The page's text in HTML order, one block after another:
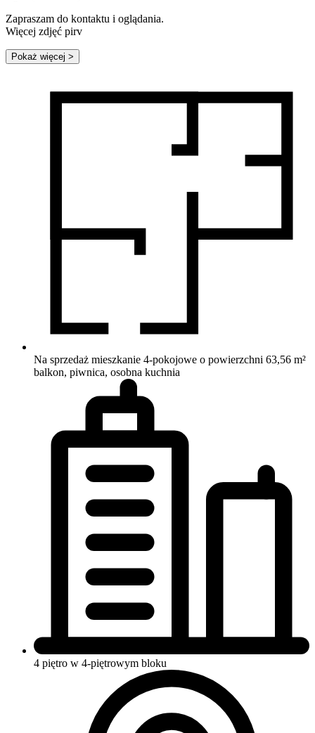
Zapraszam do kontaktu i oglądania.
Więcej zdjęć pirv
Pokaż więcej >
Na sprzedaż mieszkanie 4-pokojowe o powierzchni 63,56 m²
balkon, piwnica, osobna kuchnia
4 piętro w 4-piętrowym bloku